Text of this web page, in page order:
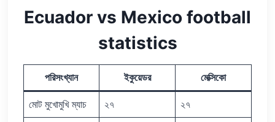
Ecuador vs Mexico football
statistics
পরিসংখ্যান ইকুয়েডর মেক্সিকো
মোট মুখোমুখি ম্যাচ ২৭ ২৭